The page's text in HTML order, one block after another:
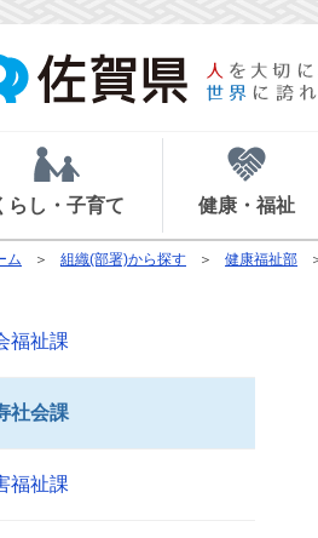
らし・子育て 健康・福祉
ム 組織(部署)から探す 健康福祉部
福祉課
社会課
福祉課